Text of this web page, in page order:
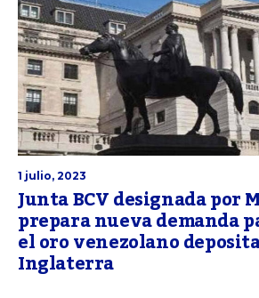
1 julio, 2023
Junta BCV designada por
prepara nueva demanda
el oro venezolano
Inglaterra